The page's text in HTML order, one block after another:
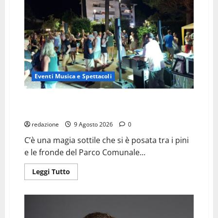
Eventi Musica e Spettacoli
redazione 9 Agosto 2026 0
C’è una magia sottile che si è posata tra i pini
e le fronde del Parco Comunale...
Leggi Tutto
di
ritrova